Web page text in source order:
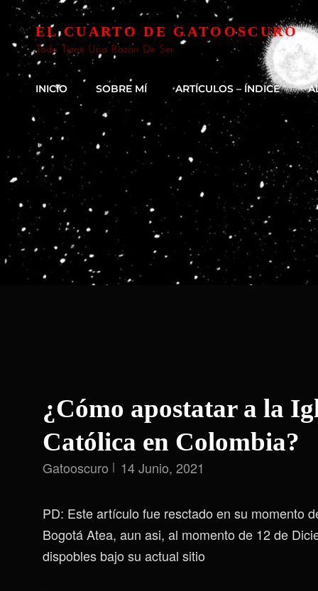
EL CUARTO DE GATOOSCURO
Todo Tiene Una Razón De Ser
INICIO SOBRE MÍ ARTÍCULOS – ÍNDICE
¿Cómo apostatar a la
Católica en Colombia?
Gatooscuro 14 Junio, 2021
PD: Este artículo fue resctado en su momento
Bogotá Atea, aun asi, al momento de 12 de
dispobles bajo su actual sitio